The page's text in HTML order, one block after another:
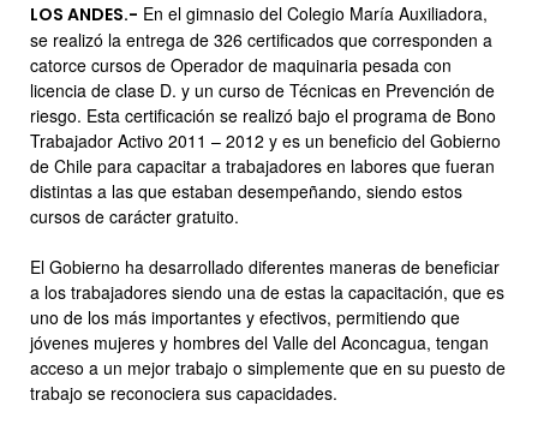
LOS ANDES.- En el gimnasio del Colegio María Auxiliadora,
se realizó la entrega de 326 certificados que corresponden a
catorce cursos de Operador de maquinaria pesada con
licencia de clase D. y un curso de Técnicas en Prevención de
riesgo. Esta certificación se realizó bajo el programa de Bono
Trabajador Activo 2011 – 2012 y es un beneficio del Gobierno
de Chile para capacitar a trabajadores en labores que fueran
distintas a las que estaban desempeñando, siendo estos
cursos de carácter gratuito.
El Gobierno ha desarrollado diferentes maneras de beneficiar
a los trabajadores siendo una de estas la capacitación, que es
uno de los más importantes y efectivos, permitiendo que
jóvenes mujeres y hombres del Valle del Aconcagua, tengan
acceso a un mejor trabajo o simplemente que en su puesto de
trabajo se reconociera sus capacidades.